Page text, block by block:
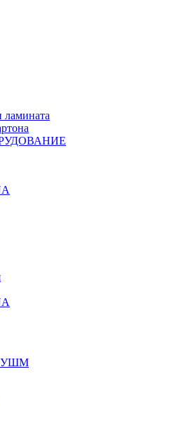
ламината
УШМ